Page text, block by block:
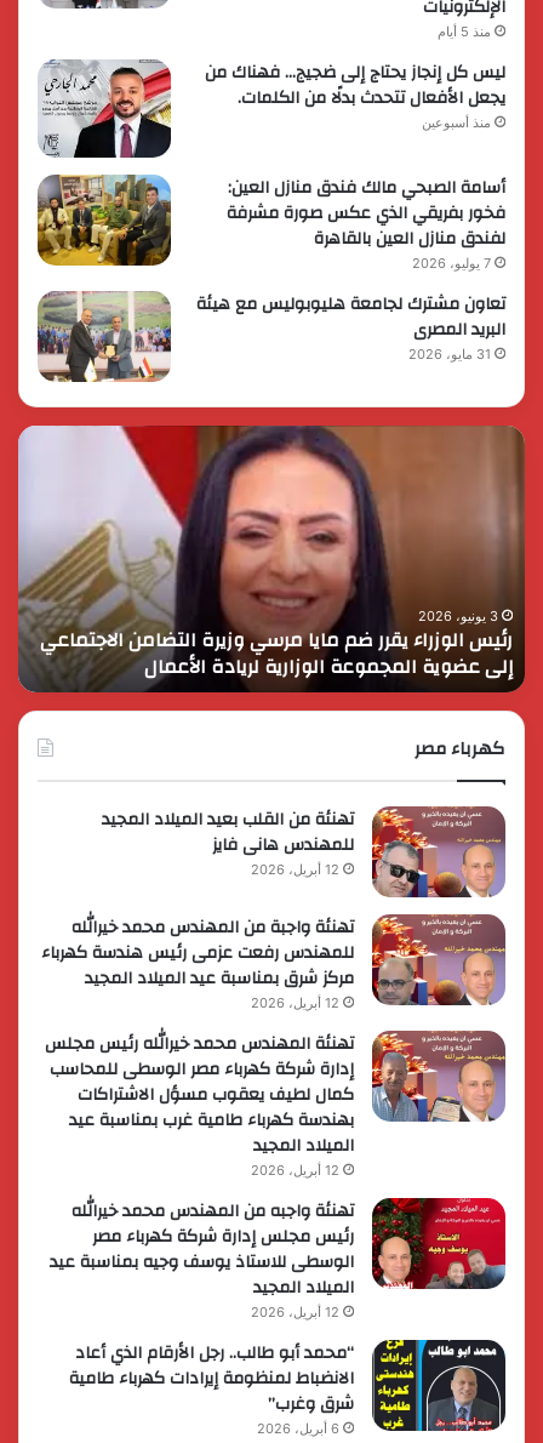
الإلكترونيات
منذ 5 أيام
ليس كل إنجاز يحتاج إلى ضجيج… فهناك من
يجعل الأفعال تتحدث بدلًا من الكلمات.
منذ أسبوعين
أسامة الصبحي مالك فندق منازل العين:
فخور بفريقي الذي عكس صورة مشرفة
لفندق منازل العين بالقاهرة
7 يوليو، 2026
تعاون مشترك لجامعة هليوبوليس مع هيئة
البريد المصرى
31 مايو، 2026
رئيس
التضامن
الاجتماعي
إلى
عضوية
المجموعة
الوزارية
3 يونيو، 2026
رئيس الوزراء يقرر ضم مايا مرسي وزيرة التضامن الاجتماعي
إلى عضوية المجموعة الوزارية لريادة الأعمال
في
كهرباء مصر
تهنئة من القلب بعيد الميلاد المجيد
للمهندس هانى فايز
12 أبريل، 2026
تهنئة واجبة من المهندس محمد خيرالله
للمهندس رفعت عزمى رئيس هندسة كهرباء
مركز شرق بمناسبة عيد الميلاد المجيد
12 أبريل، 2026
تهنئة المهندس محمد خيرالله رئيس مجلس
إدارة شركة كهرباء مصر الوسطى للمحاسب
كمال لطيف يعقوب مسؤل الاشتراكات
بهندسة كهرباء طامية غرب بمناسبة عيد
الميلاد المجيد
12 أبريل، 2026
تهنئة واجبه من المهندس محمد خيرالله
رئيس مجلس إدارة شركة كهرباء مصر
الوسطى للاستاذ يوسف وجيه بمناسبة عيد
الميلاد المجيد
12 أبريل، 2026
“محمد أبو طالب.. رجل الأرقام الذي أعاد
الانضباط لمنظومة إيرادات كهرباء طامية
شرق وغرب”
6 أبريل، 2026